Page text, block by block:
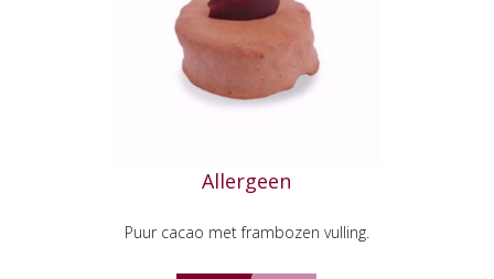
Allergeen
Puur cacao met frambozen vulling.